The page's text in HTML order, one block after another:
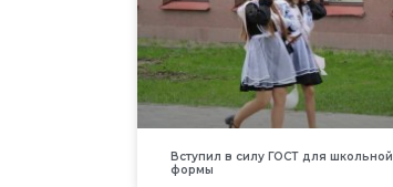
Вступил в силу ГОСТ для школьной
формы